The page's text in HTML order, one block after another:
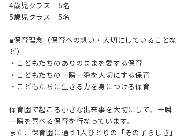
4歳児クラス　5名
5歳児クラス　5名
■保育理念（保育への想い・大切にしていることな
ど）
・こどもたちのありのままを愛する保育
・こどもたちの一瞬一瞬を大切にする保育
・こどもたちに生きる力を身につける保育
保育園で起こる小さな出来事を大切にして、一瞬
一瞬を喜べる保育を行なっています。
また、保育園に通う1人ひとりの「その子らしさ」